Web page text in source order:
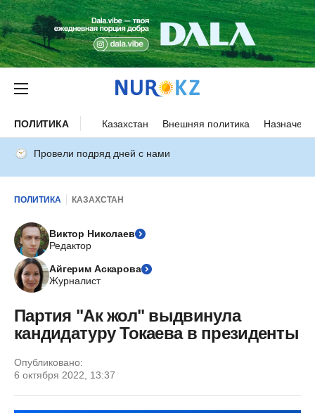
ПОЛИТИКА Казахстан Внешняя политика
Провели подряд дней с нами
ПОЛИТИКА КАЗАХСТАН
Виктор Николаев
Редактор
Айгерим Аскарова
Журналист
Партия "Ак жол" выдвинула
кандидатуру Токаева в президенты
Опубликовано:
6 октября 2022, 13:37